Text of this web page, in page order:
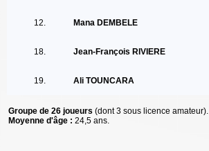
12. Mana DEMBELE
18. Jean-François RIVIERE
19. Ali TOUNCARA
Groupe de 26 joueurs (dont 3 sous licence amateur).
Moyenne d'âge : 24,5 ans.